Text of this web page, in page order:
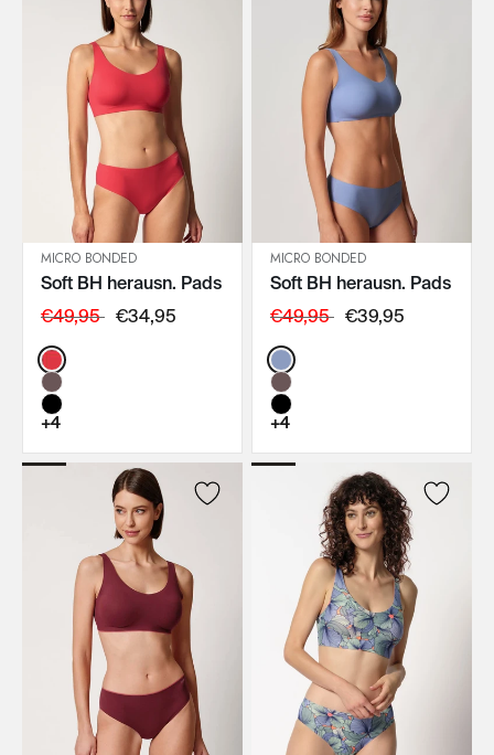
IN DEN WARENKORB
MICRO BONDED
Soft BH herausn. Pads
€49,95 €34,95
Color:
+4
IN DEN WARENKORB
MICRO BONDED
Soft BH herausn. Pads
€49,95 €39,95
Color:
+4